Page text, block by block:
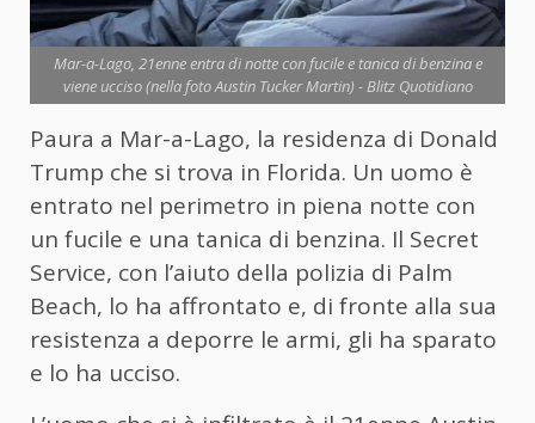
Mar-a-Lago, 21enne entra di notte con fucile e tanica di benzina e
viene ucciso (nella foto Austin Tucker Martin) - Blitz Quotidiano
Paura a Mar-a-Lago, la residenza di Donald
Trump che si trova in Florida. Un uomo è
entrato nel perimetro in piena notte con
un fucile e una tanica di benzina. Il Secret
Service, con l’aiuto della polizia di Palm
Beach, lo ha affrontato e, di fronte alla sua
resistenza a deporre le armi, gli ha sparato
e lo ha ucciso.